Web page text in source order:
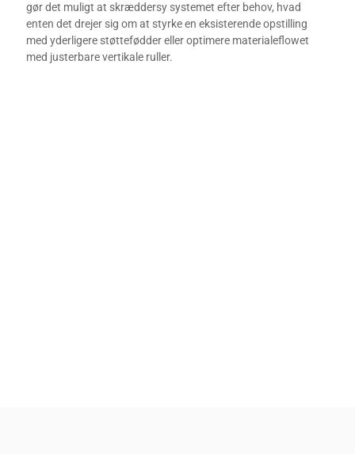
gør det muligt at skræddersy systemet efter behov, hvad
enten det drejer sig om at styrke en eksisterende opstilling
med yderligere støttefødder eller optimere materialeflowet
med justerbare vertikale ruller.